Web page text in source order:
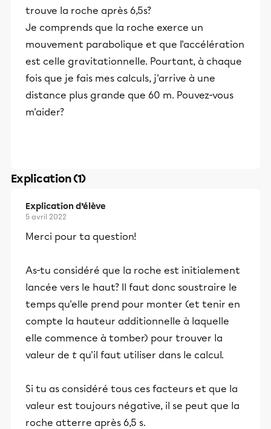
trouve la roche après 6,5s?
Je comprends que la roche exerce un
mouvement parabolique et que l'accélération
est celle gravitationnelle. Pourtant, à chaque
fois que je fais mes calculs, j'arrive à une
distance plus grande que 60 m. Pouvez-vous
m'aider?
Explication (1)
Explication d’élève
5 avril 2022
Merci pour ta question!
As-tu considéré que la roche est initialement
lancée vers le haut? Il faut donc soustraire le
temps qu'elle prend pour monter (et tenir en
compte la hauteur additionnelle à laquelle
elle commence à tomber) pour trouver la
valeur de t qu'il faut utiliser dans le calcul.
Si tu as considéré tous ces facteurs et que la
valeur est toujours négative, il se peut que la
roche atterre après 6,5 s.